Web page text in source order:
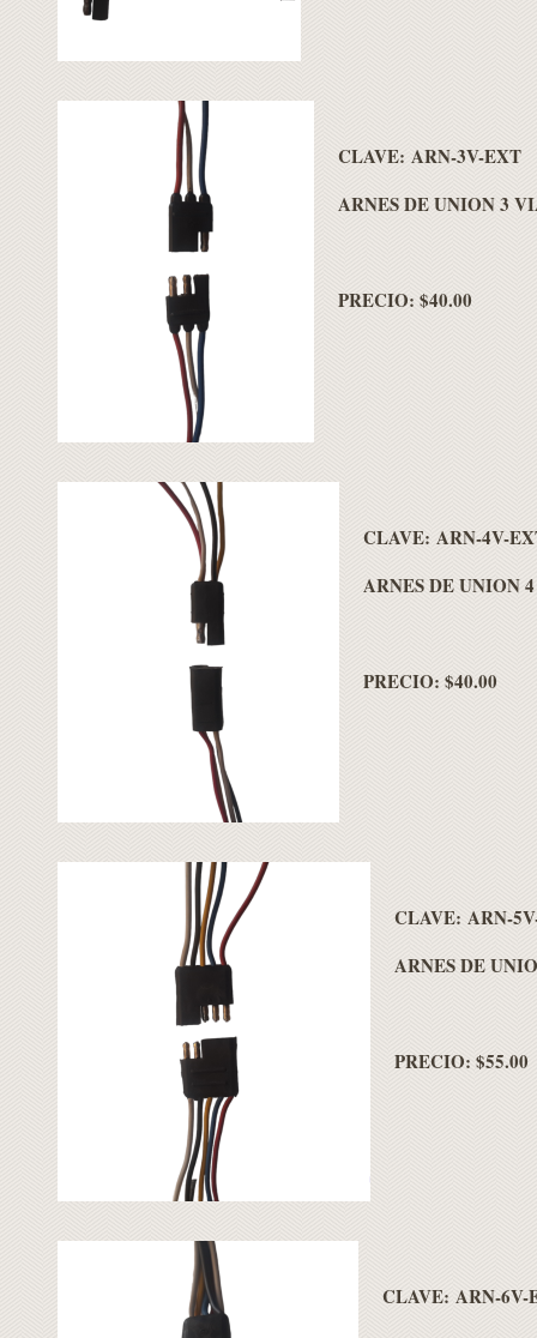
CLAVE: ARN-3V-EXT
ARNES DE UNION 3
PRECIO: $40.00
CLAVE: ARN-4V-
ARNES DE UNION
PRECIO: $40.00
CLAVE: ARN-
ARNES DE
PRECIO: $55.00
CLAVE: ARN-6V-